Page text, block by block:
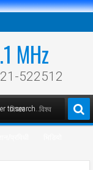
MHz
522512
विचार विश्व